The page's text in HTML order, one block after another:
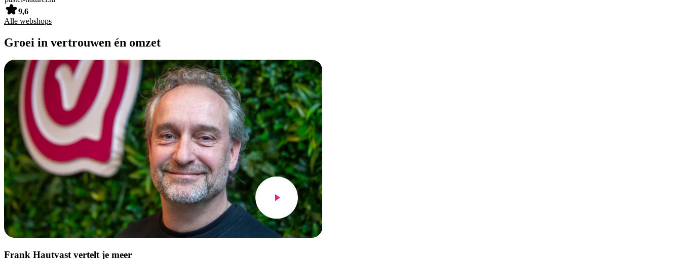
9,6
Alle webshops
Groei in vertrouwen én omzet
Frank Hautvast vertelt je meer